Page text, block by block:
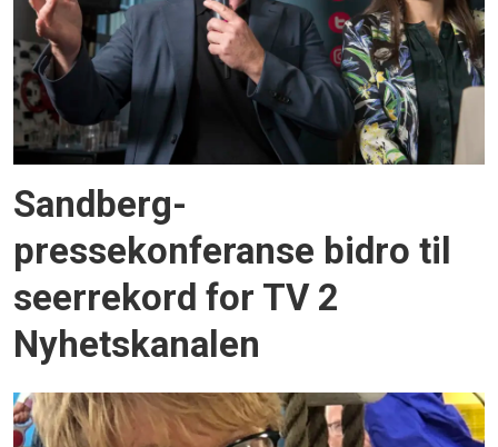
Sandberg-
pressekonferanse bidro til
seerrekord for TV 2
Nyhetskanalen